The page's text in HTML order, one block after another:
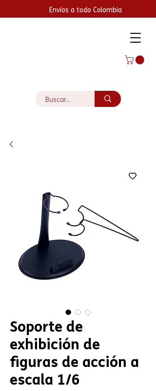
Envíos a todo Colombia
Soporte de
exhibición de
figuras de acción a
escala 1/6